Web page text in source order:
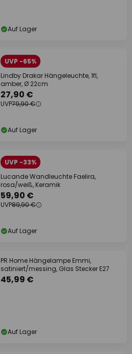
Auf Lager
UVP -65%
Lindby Drakar Hängeleuchte, 1fl,
amber, Ø 22cm
27,90 €
UVP79,90 €
Auf Lager
UVP -33%
Lucande Wandleuchte Faelira,
rosa/weiß, Keramik
59,90 €
UVP89,90 €
Auf Lager
PR Home Hängelampe Emmi,
satiniert/messing, Glas Stecker E27
45,99 €
Auf Lager